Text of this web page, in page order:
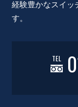
経験豊かなスイッ
す。
TEL